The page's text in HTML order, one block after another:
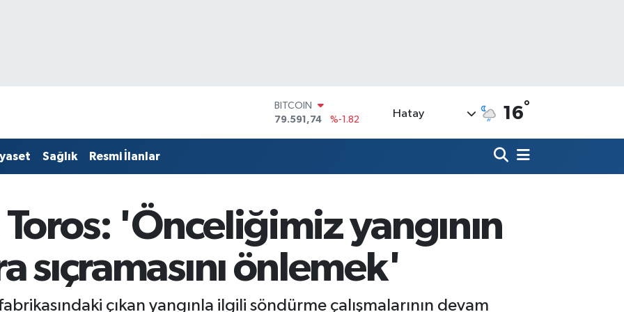
DOLAR
45,43620
%0.02
61,60380
%0.18
BİST100
%0
79.591,74
%-1.82
Hatay 16°
Sağlık Resmi İlanlar
'Önceliğimiz yangının
sıçramasını önlemek'
çıkan yangınla ilgili söndürme çalışmalarının devam